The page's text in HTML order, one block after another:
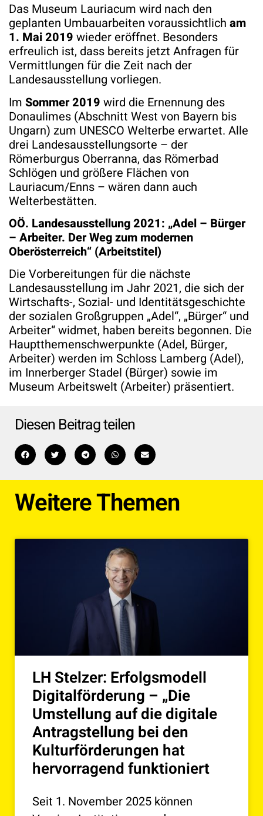
Das Museum Lauriacum wird nach den
geplanten Umbauarbeiten voraussichtlich am
1. Mai 2019 wieder eröffnet. Besonders
erfreulich ist, dass bereits jetzt Anfragen für
Vermittlungen für die Zeit nach der
Landesausstellung vorliegen.
Im Sommer 2019 wird die Ernennung des
Donaulimes (Abschnitt West von Bayern bis
Ungarn) zum UNESCO Welterbe erwartet. Alle
drei Landesausstellungsorte – der
Römerburgus Oberranna, das Römerbad
Schlögen und größere Flächen von
Lauriacum/Enns – wären dann auch
Welterbestätten.
OÖ. Landesausstellung 2021: „Adel – Bürger
– Arbeiter. Der Weg zum modernen
Oberösterreich“ (Arbeitstitel)
Die Vorbereitungen für die nächste
Landesausstellung im Jahr 2021, die sich der
Wirtschafts-, Sozial- und Identitätsgeschichte
der sozialen Großgruppen „Adel“, „Bürger“ und
Arbeiter“ widmet, haben bereits begonnen. Die
Hauptthemenschwerpunkte (Adel, Bürger,
Arbeiter) werden im Schloss Lamberg (Adel),
im Innerberger Stadel (Bürger) sowie im
Museum Arbeitswelt (Arbeiter) präsentiert.
Diesen Beitrag teilen
Weitere Themen
LH Stelzer: Erfolgsmodell
Digitalförderung – „Die
Umstellung auf die digitale
Antragstellung bei den
Kulturförderungen hat
hervorragend funktioniert
Seit 1. November 2025 können